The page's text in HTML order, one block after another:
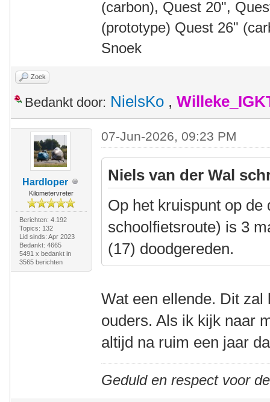
(carbon), Quest 20",
(prototype) Quest 26"
Snoek
Zoek
Bedankt door: NielsKo ,
Hardloper
Kilometervreter
Berichten: 4.192
Topics: 132
Lid sinds: Apr 2023
Bedankt: 4665
5491 x bedankt in
3565 berichten
07-Jun-2026, 09:23 PM
Niels van der Wal
Op het kruispunt op
schoolfietsroute) is 3
(17) doodgereden.
Wat een ellende. Dit
ouders. Als ik kijk naar
altijd na ruim een jaar
Geduld en respect voor